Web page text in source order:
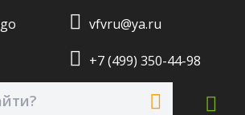
vfvru@ya.ru
+7 (499) 350-44-98